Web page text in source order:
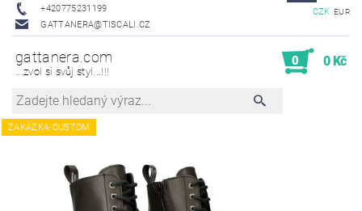
+420775231199
GATTANERA@TISCALI.CZ
CZK EUR
gattanera.com
...zvol si svůj styl...!!!
0 0 Kč
ZAKÁZKA-CUSTOM